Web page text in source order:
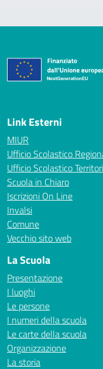
Link Esterni
MIUR
Ufficio Scolastico
Ufficio Scolastico
Scuola in Chiaro
Iscrizioni On Line
Invalsi
Comune
Vecchio sito web
La Scuola
Presentazione
I luoghi
Le persone
I numeri della scuola
Le carte della scuola
Organizzazione
La storia